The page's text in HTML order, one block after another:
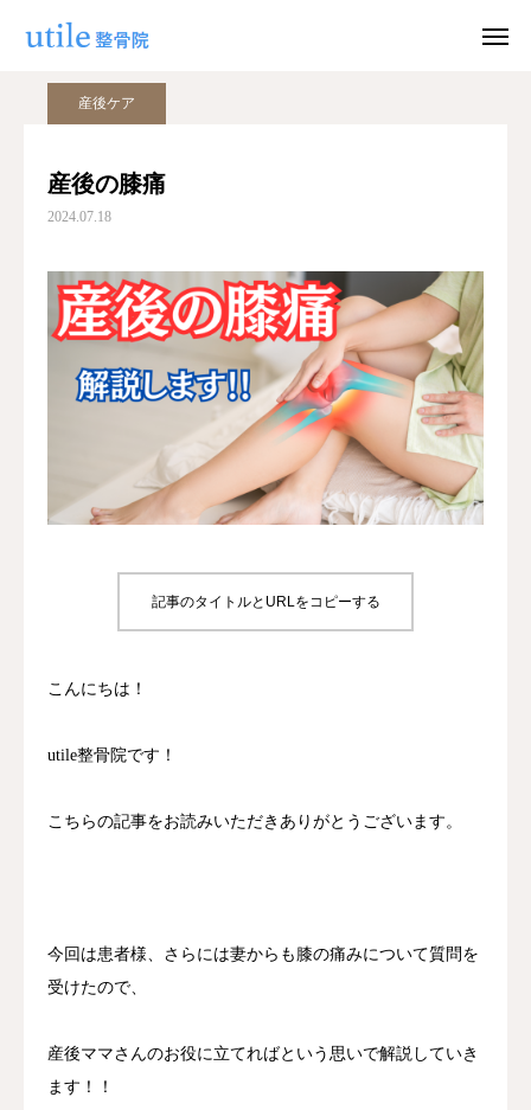
ブログ
産後ケア
産後の膝痛
2024.07.18
記事のタイトルとURLをコピーする
こんにちは！
utile整骨院です！
こちらの記事をお読みいただきありがとうございます。
今回は患者様、さらには妻からも膝の痛みについて質問を
受けたので、
産後ママさんのお役に立てればという思いで解説していき
ます！！
施術紹介
院長紹介
適応症状
診療時間/アクセス
お問い合わせ
utileブログ
良くある質問